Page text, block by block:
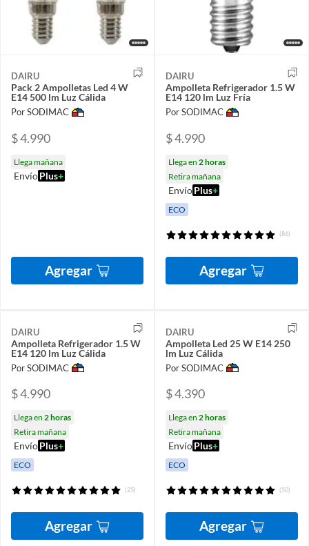
DAIRU
Pack 2 Ampolletas Led 4 W
E14 500 lm Luz Cálida
Por SODIMAC
$ 4.990
Llega mañana
EnvíoPlus+
Agregar
DAIRU
Ampolleta Refrigerador 1.5 W
E14 120 lm Luz Fría
Por SODIMAC
$ 4.990
Llega en 2 horas
Retira mañana
EnvíoPlus+
ECO
(86)
Agregar
DAIRU
Ampolleta Refrigerador 1.5 W
E14 120 lm Luz Cálida
Por SODIMAC
$ 4.990
Llega en 2 horas
Retira mañana
EnvíoPlus+
ECO
(25)
Agregar
DAIRU
Ampolleta Led 25 W E14 250
lm Luz Cálida
Por SODIMAC
$ 4.390
Llega en 2 horas
Retira mañana
EnvíoPlus+
ECO
(50)
Agregar